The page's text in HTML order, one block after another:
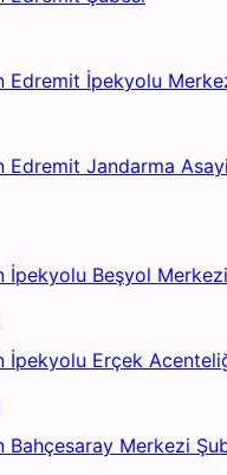
Edremit İpekyolu
Edremit Jandarma
İpekyolu Beşyol
İpekyolu Erçek
Bahçesaray Merkezi